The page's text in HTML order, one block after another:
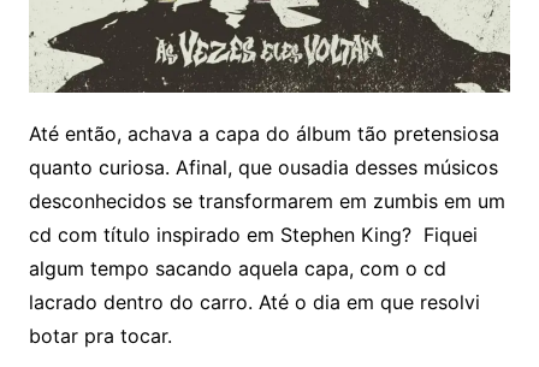
Até então, achava a capa do álbum tão pretensiosa
quanto curiosa. Afinal, que ousadia desses músicos
desconhecidos se transformarem em zumbis em um
cd com título inspirado em Stephen King? Fiquei
algum tempo sacando aquela capa, com o cd
lacrado dentro do carro. Até o dia em que resolvi
botar pra tocar.